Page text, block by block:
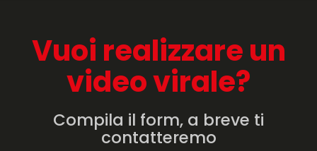
Vuoi realizzare un
video virale?
Compila il form, a breve ti
contatteremo